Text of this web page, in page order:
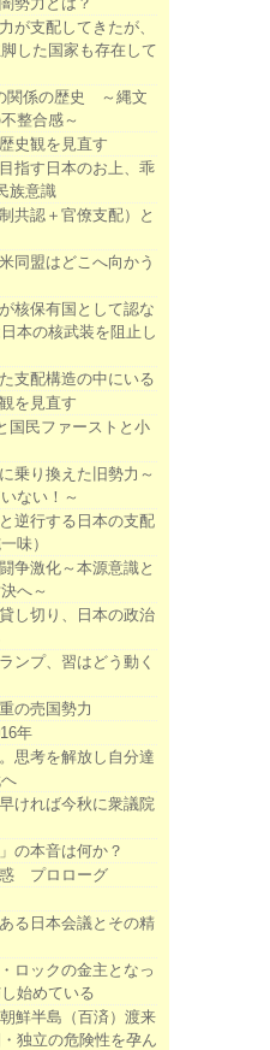
が支配してきたが、
した国家も存在して
関係の歴史 ～縄文
整合感～
史観を見直す
指す日本のお上、乖
族意識
共認＋官僚支配）と
同盟はどこへ向かう
核保有国として認な
本の核武装を阻止し
支配構造の中にいる
を見直す
国民ファーストと小
乗り換えた旧勢力～
ない！～
逆行する日本の支配
味）
争激化～本源意識と
へ～
し切り、日本の政治
ンプ、習はどう動く
の売国勢力
年
思考を解放し自分達
ければ今秋に衆議院
の本音は何か？
惑 プロローグ
る日本会議とその精
ロックの金主となっ
始めている
鮮半島（百済）渡来
独立の危険性を孕ん